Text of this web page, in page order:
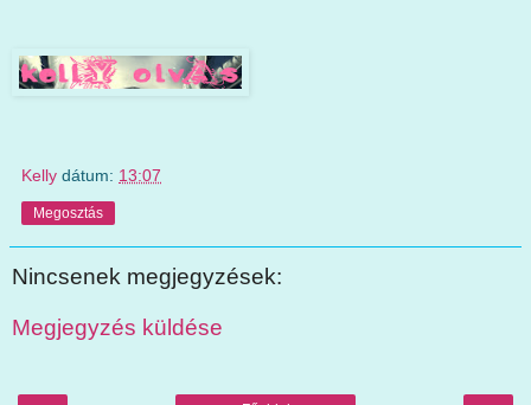
Kelly dátum: 13:07
Megosztás
Nincsenek megjegyzések:
Megjegyzés küldése